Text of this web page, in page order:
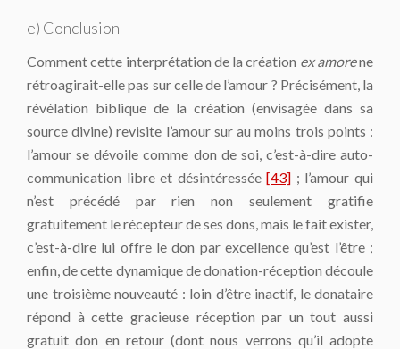
e) Conclusion
Comment cette interprétation de la création ex amorene
rétroagirait-elle pas sur celle de l’amour ? Précisément, la
révélation biblique de la création (envisagée dans sa
source divine) revisite l’amour sur au moins trois points :
l’amour se dévoile comme don de soi, c’est-à-dire auto-
communication libre et désintéressée[43] ; l’amour qui
n’est précédé par rien non seulement gratifie
gratuitement le récepteur de ses dons, mais le fait exister,
c’est-à-dire lui offre le don par excellence qu’est l’être ;
enfin, de cette dynamique de donation-réception découle
une troisième nouveauté : loin d’être inactif, le donataire
répond à cette gracieuse réception par un tout aussi
gratuit don en retour (dont nous verrons qu’il adopte